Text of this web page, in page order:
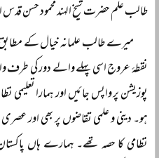
طالب علم حضرت شیخ الہند محمود حسن قدس
میرے طالب علمانہ خیال کے مطابق
پوزیشن پر واپس جائیں اور ہمارا
ہو۔ دینی و علمی تقاضوں پر بھی اور
نظامی کا حصہ تھے۔ ہمارے ہاں